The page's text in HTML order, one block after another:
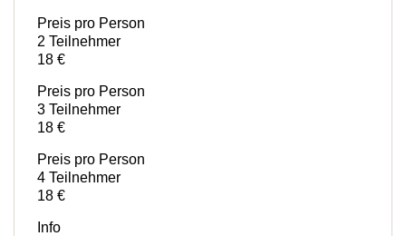
Preis pro Person
2 Teilnehmer
18 €
Preis pro Person
3 Teilnehmer
18 €
Preis pro Person
4 Teilnehmer
18 €
Info